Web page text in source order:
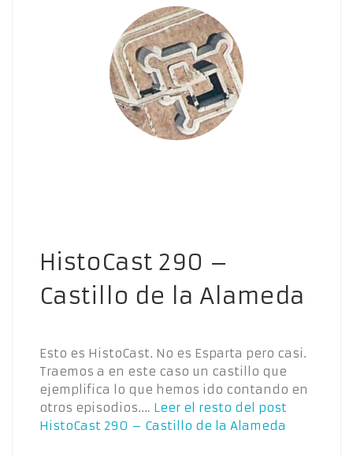
HistoCast 290 –
Castillo de la Alameda
Esto es HistoCast. No es Esparta pero casi.
Traemos a en este caso un castillo que
ejemplifica lo que hemos ido contando en
otros episodios.… Leer el resto del post
HistoCast 290 – Castillo de la Alameda